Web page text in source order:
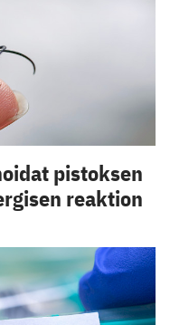
pistoksen
reaktion